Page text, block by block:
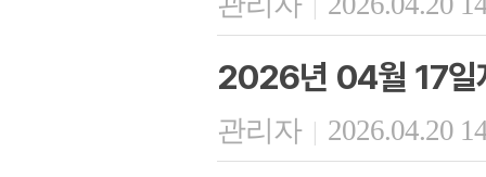
2026년 04월 17일
관리자 | 2026.04.20